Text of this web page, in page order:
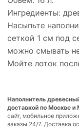
Ингредиенты:
Насыпьте
сеткой 1 см под
можно смывать
Мойте лоток
Наполнитель
доставкой по Москве и
сайт, мобильное
заказы 24/7. Доставка